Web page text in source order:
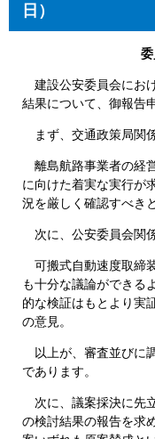
日）
建設公安委員会にお
結果について、御報告
まず、交通政策局関
離島航路事業者の経
に向けた着実な実行が
況を厳しく確認すべき
次に、公安委員会関
可搬式自動速度取締
も十分な議論ができる
的な検証はもとより実
の意見。
以上が、審査並びに
であります。
次に、議案採決に先
の検討結果の報告を求